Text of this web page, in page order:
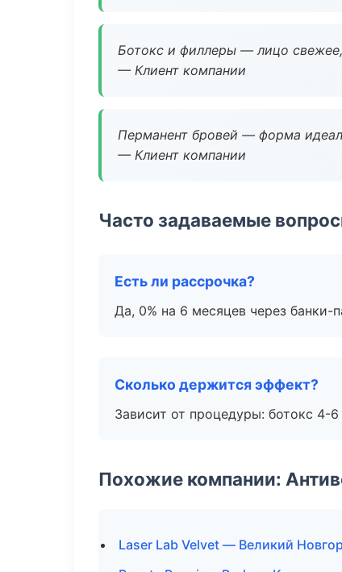
Ботокс и филлеры — лицо
— Клиент компании
Перманент бровей — форма
— Клиент компании
Часто задаваемые
Есть ли рассрочка?
Да, 0% на 6 месяцев через банки-
Сколько держится эффект?
Зависит от процедуры: ботокс
Похожие компании:
Laser Lab Velvet — Великий